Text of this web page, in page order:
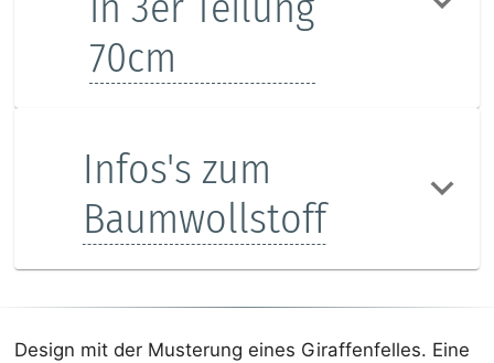
70cm
Infos's zum
Baumwollstoff
Design mit der Musterung eines Giraffenfelles. Eine